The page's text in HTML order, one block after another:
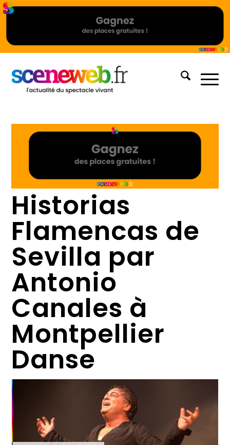
Historias
Flamencas de
Sevilla par
Antonio
Canales à
Montpellier
Danse